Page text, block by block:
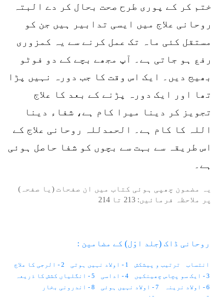
ختم کر کے پوری طرح صحت بحال کر دے البتہ
روحانی علاج میں ایسی تدابیر ہیں جن کو
مستقل کئی ماہ تک عمل کرنے سے یہ کمزوری
رفع ہو جاتی ہے۔ آپ مجھے بچے کے دو فوٹو
بھیج دیں۔ ایک اس وقت کا جب دورہ نہیں پڑا
تھا اور ایک دورہ پڑنے کے بعد کا علاج
تجویز کر دینا میرا کام ہے، شفاء دینا
اللہ کا کام ہے۔ الحمدللہ روحانی علاج کے
اس طریقہ سے بہت سے بچوں کو شفا حاصل ہوئی
ہے۔
یہ مضمون چھپی ہوئی کتاب میں ان صفحات (یا صفحہ)
پر ملاحظہ فرمائیں: 213 تا 214
روحانی ڈاک (جلد اوّل) کے مضامین :
انتساب ترتیب و پیشکش 1 - اولاد نہیں ہوتی
2 - الرجی کا علاج
3 - ایک سو پچاس چھینکیں
4 - اداسی
5 - انگلیاں کشش کا ذریعہ
6 - اولاد نرینہ
7 - اولاد نہیں ہوئی
8 - اندرونی بخار